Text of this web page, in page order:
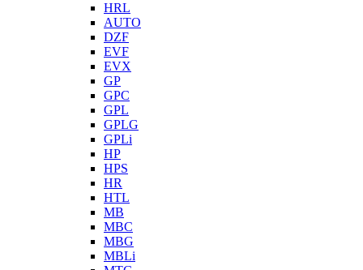
HRL
AUTO
DZF
EVF
EVX
GP
GPC
GPL
GPLG
GPLi
HP
HPS
HR
HTL
MB
MBC
MBG
MBLi